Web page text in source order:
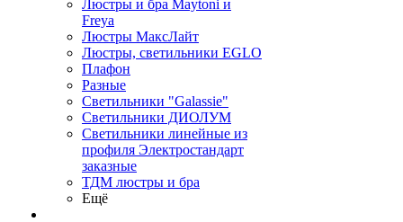
Люстры и бра Maytoni и
Freya
Люстры МаксЛайт
Люстры, светильники EGLO
Плафон
Разные
Светильники "Galassie"
Светильники ДИОЛУМ
Светильники линейные из
профиля Электростандарт
заказные
ТДМ люстры и бра
Ещё